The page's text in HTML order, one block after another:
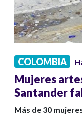
COLOMBIA
Mujeres
Santander
Más de 30